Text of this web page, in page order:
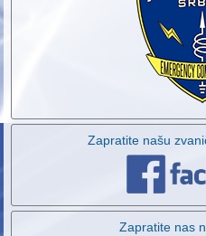
Zapratite našu
Zapratite nas